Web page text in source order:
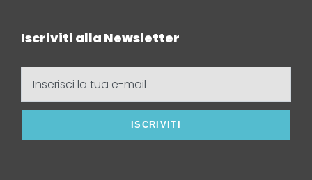
Iscriviti alla Newsletter
tua
mail